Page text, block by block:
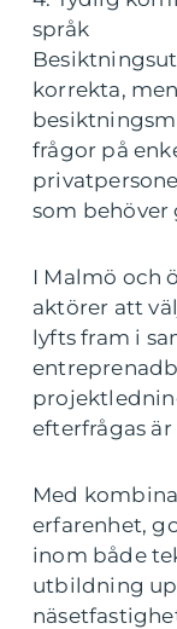
språk
korrekta,
frågor på
som behöver
I Malmö och
aktörer att
lyfts fram i
efterfrågas
Med
erfarenhet,
inom både
utbildning